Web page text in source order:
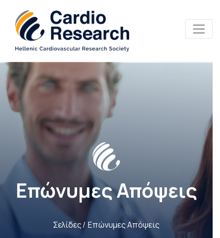
Επώνυμες Απόψεις
Σελίδες Επώνυμες Απόψεις